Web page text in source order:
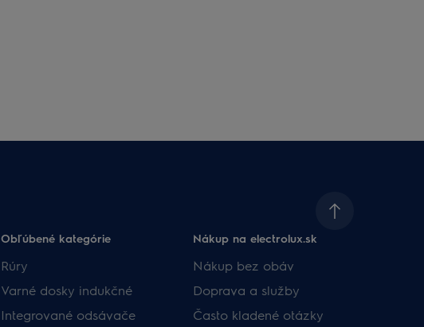
Obľúbené kategórie
Rúry
Varné dosky indukčné
Integrované odsávače
Nákup na electrolux.sk
Nákup bez obáv​
Doprava a služby​
​Často kladené otázky​